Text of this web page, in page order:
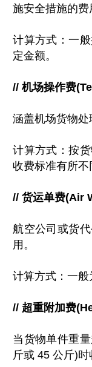
施安全措施的费
计算方式：一
定金额。
// 机场操作费
涵盖机场货物处
计算方式：按
收费标准有所不
// 货运单费(Air
航空公司或货
用。
计算方式：一般
// 超重附加费
当货物单件重
斤或 45 公斤)时